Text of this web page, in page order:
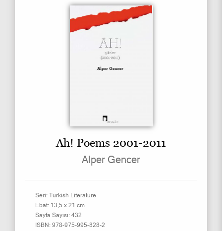
Ah! Poems 2001-2011
Alper Gencer
Seri: Turkish Literature
Ebat: 13,5 x 21 cm
Sayfa Sayısı: 432
ISBN: 978-975-995-828-2